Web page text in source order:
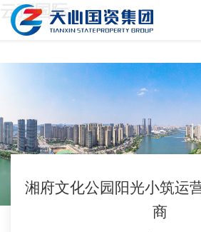
云顶国际
湘府文化公园阳光小筑运
商